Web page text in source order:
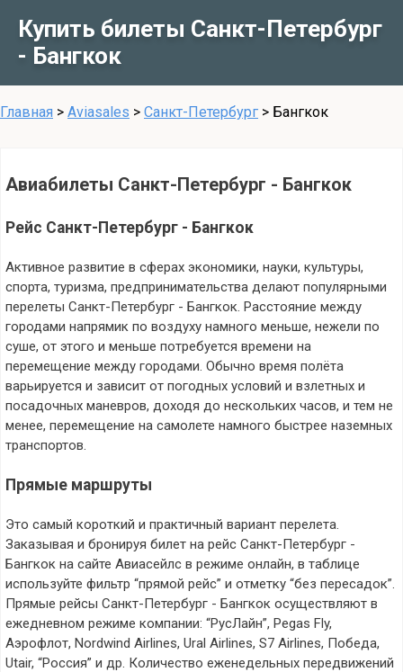
Купить билеты Санкт-Петербург
- Бангкок
Главная > Aviasales > Санкт-Петербург > Бангкок
Авиабилеты Санкт-Петербург - Бангкок
Рейс Санкт-Петербург - Бангкок
Активное развитие в сферах экономики, науки, культуры,
спорта, туризма, предпринимательства делают популярными
перелеты Санкт-Петербург - Бангкок. Расстояние между
городами напрямик по воздуху намного меньше, нежели по
суше, от этого и меньше потребуется времени на
перемещение между городами. Обычно время полёта
варьируется и зависит от погодных условий и взлетных и
посадочных маневров, доходя до нескольких часов, и тем не
менее, перемещение на самолете намного быстрее наземных
транспортов.
Прямые маршруты
Это самый короткий и практичный вариант перелета.
Заказывая и бронируя билет на рейс Санкт-Петербург -
Бангкок на сайте Авиасейлс в режиме онлайн, в таблице
используйте фильтр “прямой рейс” и отметку “без пересадок”.
Прямые рейсы Санкт-Петербург - Бангкок осуществляют в
ежедневном режиме компании: “РусЛайн”, Pegas Fly,
Аэрофлот, Nordwind Airlines, Ural Airlines, S7 Airlines, Победа,
Utair, “Россия” и др. Количество еженедельных передвижений